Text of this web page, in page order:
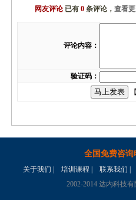
网友评论已有 0条评论， 查看
评论内容：
验证码：
全国免费咨询
关于我们 培训课程 联系我们
2002-2014 达内科技